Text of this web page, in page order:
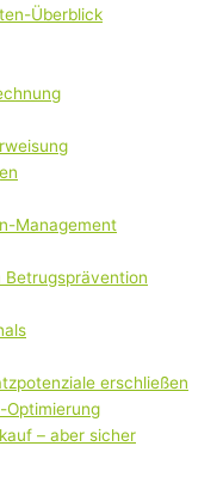
Überblick
Management
Betrugsprävention
erschließen
Optimierung
– aber sicher